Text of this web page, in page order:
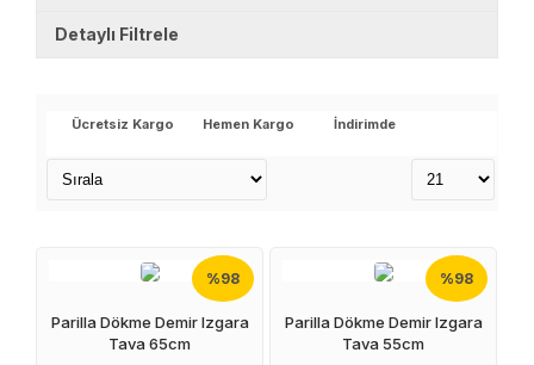
Detaylı Filtrele
eurowi̇x
Stok Durumu
Ücretsiz Kargo Hemen Kargo İndirimde
%98
Parilla Dökme Demir Izgara
Tava 65cm
%98
Parilla Dökme Demir Izgara
Tava 55cm